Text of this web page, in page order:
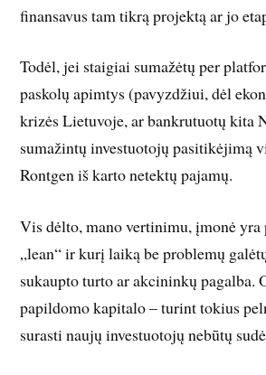
finansavus tam tikrą projektą ar jo
Todėl, jei staigiai sumažėtų per
paskolų apimtys (pavyzdžiui, dėl
krizės Lietuvoje, ar bankrutuotų kita
sumažintų investuotojų pasitikėjimą
Rontgen iš karto netektų pajamų.
Vis dėlto, mano vertinimu, įmonė yra
„lean“ ir kurį laiką be problemų
sukaupto turto ar akcininkų pagalba.
papildomo kapitalo – turint tokius
surasti naujų investuotojų nebūtų